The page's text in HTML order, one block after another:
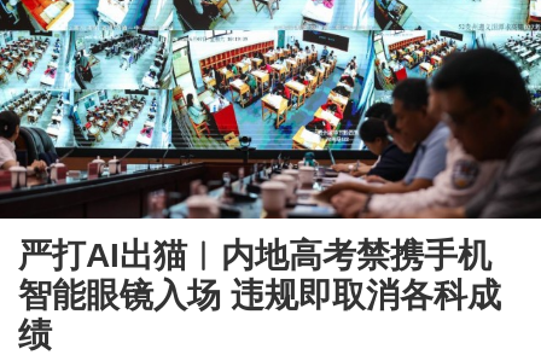
严打AI出猫︱内地高考禁携手机
智能眼镜入场 违规即取消各科成
绩